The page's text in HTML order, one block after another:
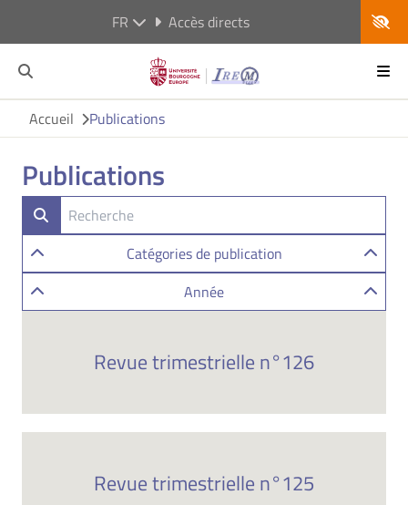
FR Accès directs
Accueil Publications
Publications
Catégories de publication
Année
Revue trimestrielle n°126
Revue trimestrielle n°125